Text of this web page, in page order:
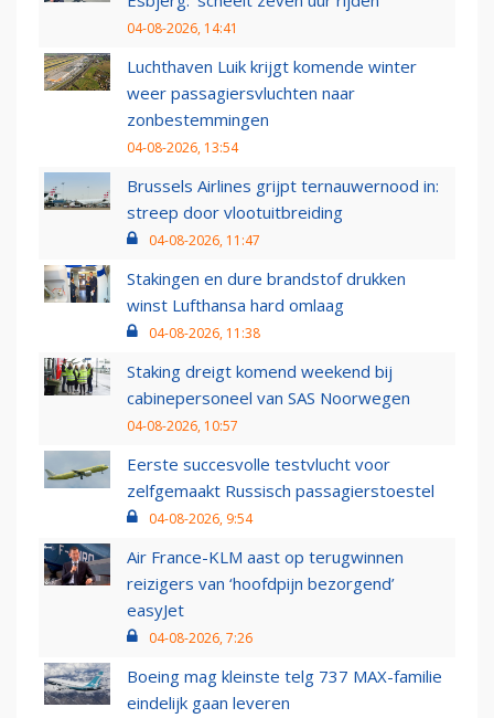
04-08-2026, 14:41
Luchthaven Luik krijgt komende winter
weer passagiersvluchten naar
zonbestemmingen
04-08-2026, 13:54
Brussels Airlines grijpt ternauwernood in:
streep door vlootuitbreiding
04-08-2026, 11:47
Stakingen en dure brandstof drukken
winst Lufthansa hard omlaag
04-08-2026, 11:38
Staking dreigt komend weekend bij
cabinepersoneel van SAS Noorwegen
04-08-2026, 10:57
Eerste succesvolle testvlucht voor
zelfgemaakt Russisch passagierstoestel
04-08-2026, 9:54
Air France-KLM aast op terugwinnen
reizigers van ‘hoofdpijn bezorgend’
easyJet
04-08-2026, 7:26
Boeing mag kleinste telg 737 MAX-familie
eindelijk gaan leveren